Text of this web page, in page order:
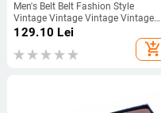
Men's Belt Belt Fashion Style
Vintage Vintage Vintage Vintage
Vintage Vintage Vintage Vintage
Vintage Vintage Vintage Vintage
Vintage Vintage Vintage Vintage
129.10 Lei
add_shopping_cart